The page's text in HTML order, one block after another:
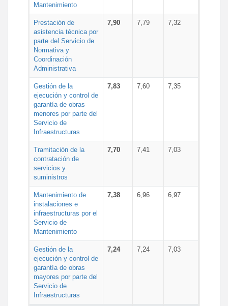
Mantenimiento
Prestación de
asistencia técnica por
parte del Servicio de
Normativa y
Coordinación
Administrativa
7,90 7,79 7,32
Gestión de la
ejecución y control de
garantía de obras
menores por parte del
Servicio de
Infraestructuras
7,83 7,60 7,35
Tramitación de la
contratación de
servicios y
suministros
7,70 7,41 7,03
Mantenimiento de
instalaciones e
infraestructuras por el
Servicio de
Mantenimiento
7,38 6,96 6,97
Gestión de la
ejecución y control de
garantía de obras
mayores por parte del
Servicio de
Infraestructuras
7,24 7,24 7,03